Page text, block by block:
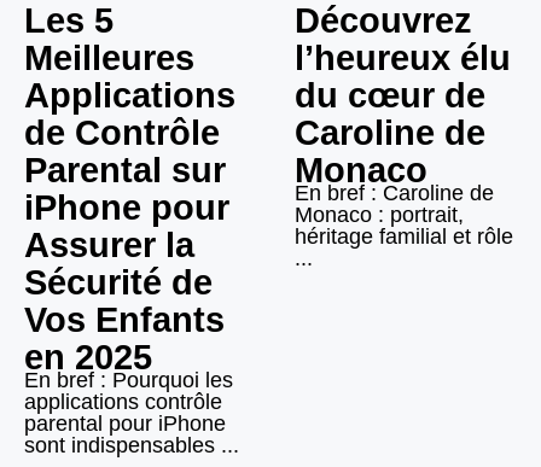
Les 5
Meilleures
Applications
de Contrôle
Parental sur
iPhone pour
Assurer la
Sécurité de
Vos Enfants
en 2025
En bref : Pourquoi les
applications contrôle
parental pour iPhone
sont indispensables ...
Découvrez
l’heureux élu
du cœur de
Caroline de
Monaco
En bref : Caroline de
Monaco : portrait,
héritage familial et rôle
...